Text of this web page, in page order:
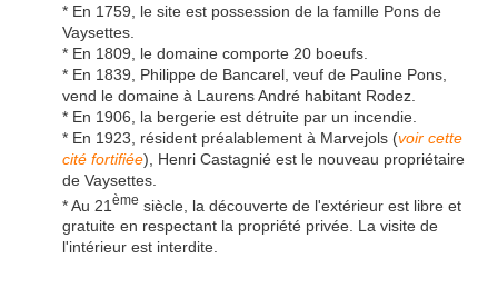
* En 1759, le site est possession de la famille Pons de
Vaysettes.
* En 1809, le domaine comporte 20 boeufs.
* En 1839, Philippe de Bancarel, veuf de Pauline Pons,
vend le domaine à Laurens André habitant Rodez.
* En 1906, la bergerie est détruite par un incendie.
* En 1923, résident préalablement à Marvejols (voir cette
cité fortifiée), Henri Castagnié est le nouveau propriétaire
de Vaysettes.
* Au 21 ème siècle, la découverte de l'extérieur est libre et
gratuite en respectant la propriété privée. La visite de
l'intérieur est interdite.